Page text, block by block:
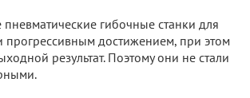
гибочные станки для
достижением, при этом
результат. Поэтому они не стали